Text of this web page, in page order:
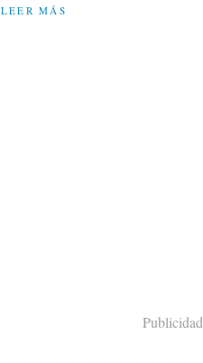
LEER MÁS
Publicidad